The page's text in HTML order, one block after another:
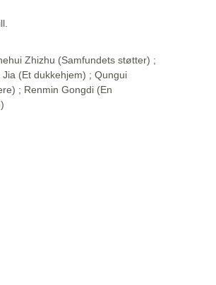
Zhizhu (Samfundets støtter) ;
Jia (Et dukkehjem) ; Qungui
; Renmin Gongdi (En